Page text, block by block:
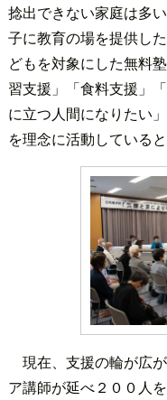
捻出できない家庭は多
子に教育の場を提供し
どもを対象にした無料
習支援」「食料支援」
に立つ人間になりたい
を理念に活動していると
現在、支援の輪が広
ア講師が延べ２００人